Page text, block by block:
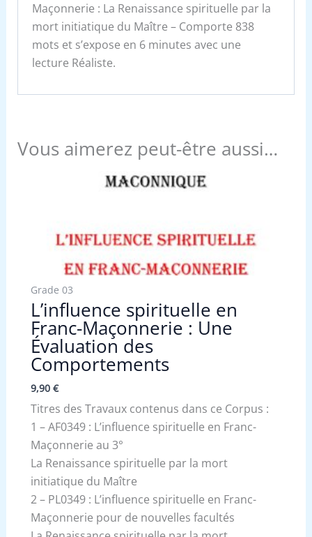
Maçonnerie : La Renaissance spirituelle par la
mort initiatique du Maître – Comporte 838
mots et s’expose en 6 minutes avec une
lecture Réaliste.
Vous aimerez peut-être aussi…
Grade 03
L’influence spirituelle en
Franc-Maçonnerie : Une
Évaluation des
Comportements
9,90 €
Titres des Travaux contenus dans ce Corpus :
1 – AF0349 : L’influence spirituelle en Franc-
Maçonnerie au 3°
La Renaissance spirituelle par la mort
initiatique du Maître
2 – PL0349 : L’influence spirituelle en Franc-
Maçonnerie pour de nouvelles facultés